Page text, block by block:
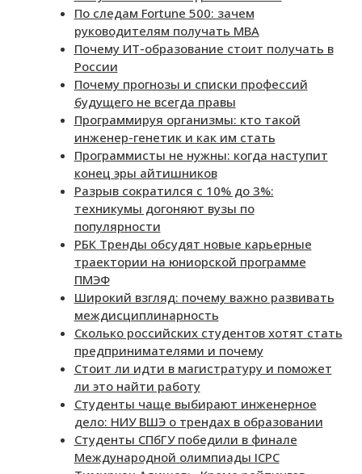
По следам Fortune 500: зачем
руководителям получать MBA
Почему ИТ-образование стоит получать в
России
Почему прогнозы и списки профессий
будущего не всегда правы
Программируя организмы: кто такой
инженер-генетик и как им стать
Программисты не нужны: когда наступит
конец эры айтишников
Разрыв сократился с 10% до 3%:
техникумы догоняют вузы по
популярности
РБК Тренды обсудят новые карьерные
траектории на юниорской программе
ПМЭФ
Широкий взгляд: почему важно развивать
междисциплинарность
Сколько российских студентов хотят стать
предпринимателями и почему
Стоит ли идти в магистратуру и поможет
ли это найти работу
Студенты чаще выбирают инженерное
дело: НИУ ВШЭ о трендах в образовании
Студенты СПбГУ победили в финале
Международной олимпиады ICPC